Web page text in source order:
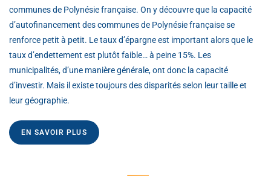
communes de Polynésie française. On y découvre que la capacité
d’autofinancement des communes de Polynésie française se
renforce petit à petit. Le taux d’épargne est important alors que le
taux d’endettement est plutôt faible… à peine 15%. Les
municipalités, d’une manière générale, ont donc la capacité
d’investir. Mais il existe toujours des disparités selon leur taille et
leur géographie.
EN SAVOIR PLUS